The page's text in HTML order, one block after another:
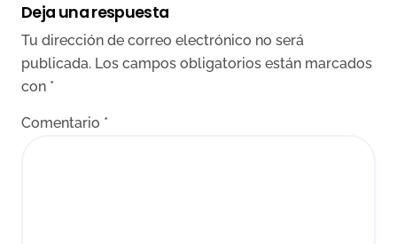
Deja una respuesta
Tu dirección de correo electrónico no será
publicada. Los campos obligatorios están marcados
con *
Comentario *